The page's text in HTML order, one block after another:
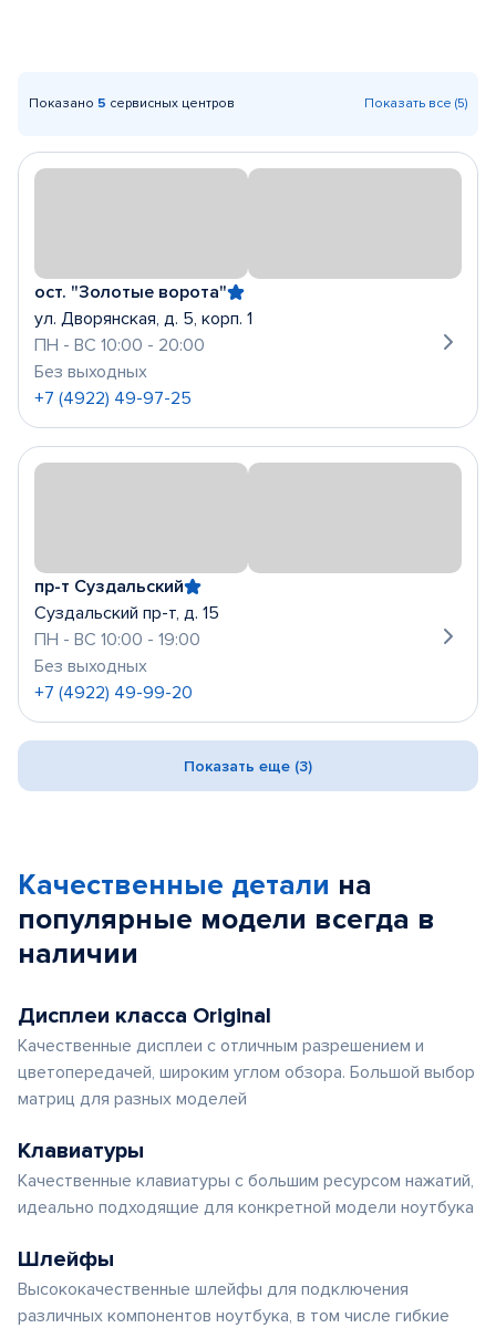
Показано 5 сервисных центров Показать все (5)
ост. "Золотые ворота"
ул. Дворянская, д. 5, корп. 1
ПН - ВС 10:00 - 20:00
Без выходных
+7 (4922) 49-97-25
пр-т Суздальский
Суздальский пр-т, д. 15
ПН - ВС 10:00 - 19:00
Без выходных
+7 (4922) 49-99-20
Показать еще (3)
Качественные детали на
популярные модели всегда в
наличии
Дисплеи класса Original
Качественные дисплеи с отличным разрешением и
цветопередачей, широким углом обзора. Большой выбор
матриц для разных моделей
Клавиатуры
Качественные клавиатуры с большим ресурсом нажатий,
идеально подходящие для конкретной модели ноутбука
Шлейфы
Высококачественные шлейфы для подключения
различных компонентов ноутбука, в том числе гибкие